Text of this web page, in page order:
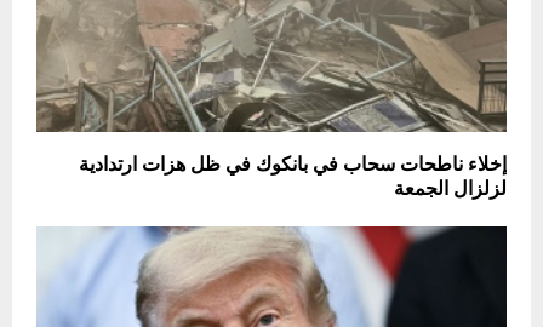
إخلاء ناطحات سحاب في بانكوك في ظل هزات ارتدادية
لزلزال الجمعة